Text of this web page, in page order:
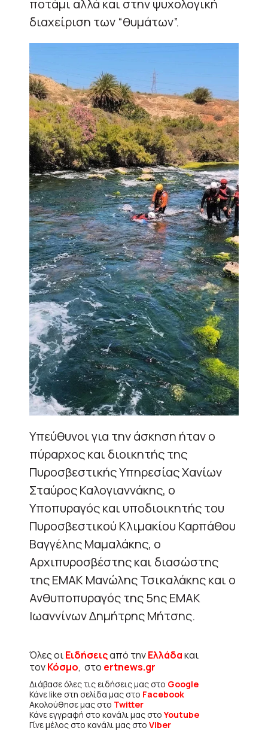
ποτάμι αλλά και στην ψυχολογική
διαχείριση των “θυμάτων”.
Υπεύθυνοι για την άσκηση ήταν ο
πύραρχος και διοικητής της
Πυροσβεστικής Υπηρεσίας Χανίων
Σταύρος Καλογιαννάκης, ο
Υποπυραγός και υποδιοικητής του
Πυροσβεστικού Κλιμακίου Καρπάθου
Βαγγέλης Μαμαλάκης, ο
Αρχιπυροσβέστης και διασώστης
της ΕΜΑΚ Μανώλης Τσικαλάκης και ο
Ανθυποπυραγός της 5ης ΕΜΑΚ
Ιωαννίνων Δημήτρης Μήτσης.
Όλες οιΕιδήσειςαπό τηνΕλλάδακαι
τονΚόσμο, στο ertnews.gr
Διάβασε όλες τις ειδήσεις μας στο Google
Κάνε like στη σελίδα μας στο Facebook
Ακολούθησε μας στο Twitter
Κάνε εγγραφή στο κανάλι μας στοYoutube
Γίνε μέλος στο κανάλι μας στο Viber